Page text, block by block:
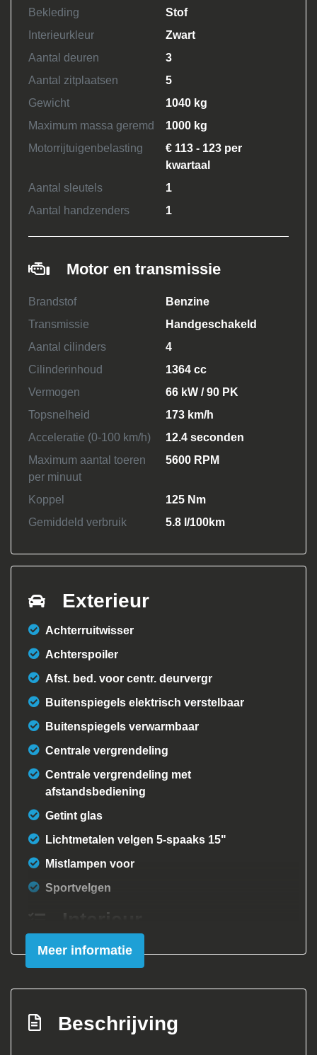
Bekleding
Stof
Interieurkleur
Zwart
Aantal deuren
3
Aantal zitplaatsen
5
Gewicht
1040 kg
Maximum massa geremd
1000 kg
Motorrijtuigenbelasting
€ 113 - 123 per
kwartaal
Aantal sleutels
1
Aantal handzenders
1
Motor en transmissie
Brandstof
Benzine
Transmissie
Handgeschakeld
Aantal cilinders
4
Cilinderinhoud
1364 cc
Vermogen
66 kW / 90 PK
Topsnelheid
173 km/h
Acceleratie (0-100 km/h)
12.4 seconden
Maximum aantal toeren
per minuut
5600 RPM
Koppel
125 Nm
Gemiddeld verbruik
5.8 l/100km
Exterieur
Achterruitwisser
Achterspoiler
Afst. bed. voor centr. deurvergr
Buitenspiegels elektrisch verstelbaar
Buitenspiegels verwarmbaar
Centrale vergrendeling
Centrale vergrendeling met
afstandsbediening
Getint glas
Lichtmetalen velgen 5-spaaks 15"
Mistlampen voor
Sportvelgen
Interieur
Achterbank in delen neerklapbaar
Elektrische ramen voor
Meer informatie
Beschrijving